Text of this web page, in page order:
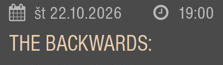
št 22.10.2026 19:00
THE BACKWARDS: